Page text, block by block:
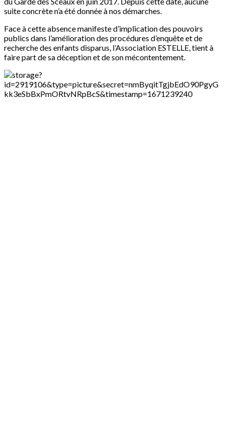
suite concrète n’a été donnée à nos démarches.
Face à cette absence manifeste d’implication des pouvoirs
publics dans l’amélioration des procédures d’enquête et de
recherche des enfants disparus, l’Association ESTELLE, tient à
faire part de sa déception et de son mécontentement.